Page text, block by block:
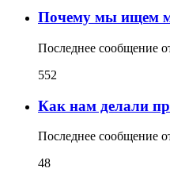
Почему мы ищем
Последнее сообщение
552
Как нам делали
Последнее сообщение
48